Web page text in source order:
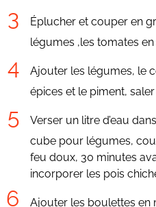
Éplucher et couper en
légumes ,les tomates
Ajouter les légumes, le
épices et le piment,
Verser un litre d’eau
cube pour légumes,
feu doux, 30 minutes
incorporer les pois
Ajouter les boulettes en